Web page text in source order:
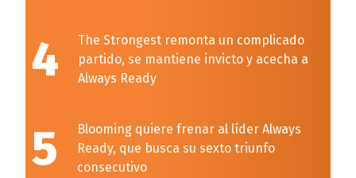
4
The Strongest remonta un complicado
partido, se mantiene invicto y acecha a
Always Ready
5
Blooming quiere frenar al líder Always
Ready, que busca su sexto triunfo
consecutivo